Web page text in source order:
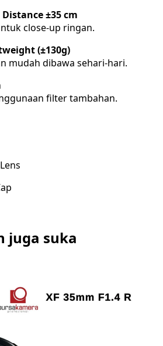
±35 cm
close-up ringan.
(±130g)
mudah dibawa sehari-hari.
filter tambahan.
juga suka